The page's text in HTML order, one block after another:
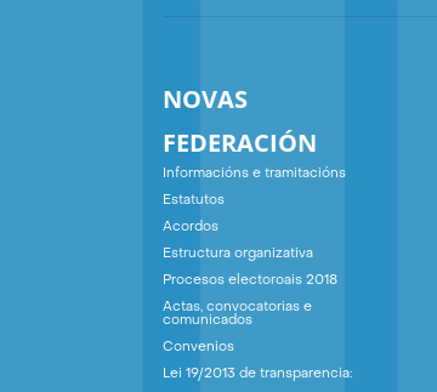
NOVAS
FEDERACIÓN
Informacións e tramitacións
Estatutos
Acordos
Estructura organizativa
Procesos electoroais 2018
Actas, convocatorias e
comunicados
Convenios
Lei 19/2013 de transparencia: